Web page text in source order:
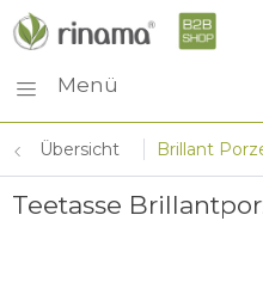
Menü
Übersicht Brillant
Teetasse